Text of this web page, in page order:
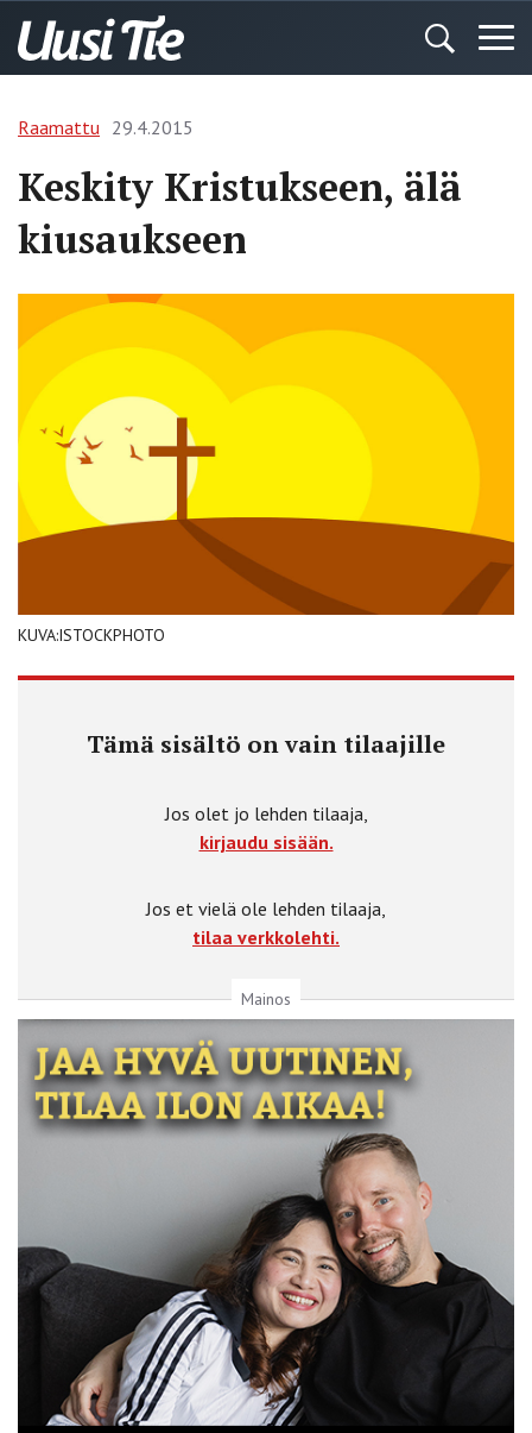
Raamattu 29.4.2015
Keskity Kristukseen, älä
kiusaukseen
KUVA:ISTOCKPHOTO
Tämä sisältö on vain tilaajille
Jos olet jo lehden tilaaja,
kirjaudu sisään.
Jos et vielä ole lehden tilaaja,
tilaa verkkolehti.
Mainos